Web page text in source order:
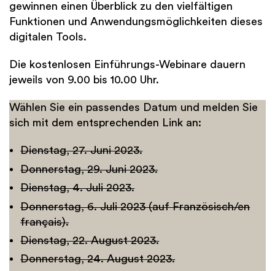
gewinnen einen Überblick zu den vielfältigen
Funktionen und Anwendungsmöglichkeiten dieses
digitalen Tools.
Die kostenlosen Einführungs-Webinare dauern
jeweils von 9.00 bis 10.00 Uhr.
Wählen Sie ein passendes Datum und melden Sie
sich mit dem entsprechenden Link an:
Dienstag, 27. Juni 2023.
Donnerstag, 29. Juni 2023.
Dienstag, 4. Juli 2023.
Donnerstag, 6. Juli 2023 (auf Französisch/en
français).
Dienstag, 22. August 2023.
Donnerstag, 24. August 2023.